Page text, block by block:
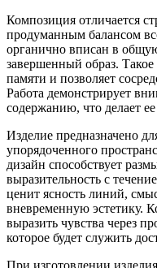
Композиция отличается
продуманным балансом
органично вписан в
завершенный образ.
памяти и позволяет
Работа демонстрирует
содержанию, что делает
Изделие предназначено
упорядоченного
дизайн способствует
выразительность с
ценит ясность линий,
вневременную эстетику.
выразить чувства через
которое будет служить
При изготовлении